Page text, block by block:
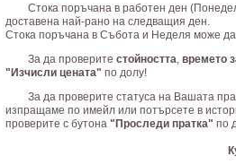
Стока поръчана в работен ден
доставена най-рано на следващия ден.
Стока поръчана в Събота и Неделя може
За да проверите стойността времето
"Изчисли цената" по долу!
За да проверите статуса на Вашата
изпращаме по имейл или потърсете в
проверите с бутона "Проследи пратка" по